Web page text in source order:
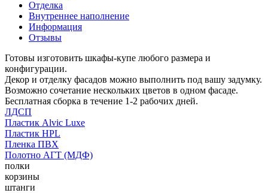
Отделка
Внутреннее наполнение
Информация
Отзывы
Готовы изготовить шкафы-купе любого размера и
конфигурации.
Декор и отделку фасадов можно выполнить под вашу задумку.
Возможно сочетание нескольких цветов в одном фасаде.
Бесплатная сборка в течение 1-2 рабочих дней.
ЛДСП
Пластик Alvic Luxe
Пластик HPL
Пленка ПВХ
Полотно АГТ (МДФ)
полки
корзины
штанги